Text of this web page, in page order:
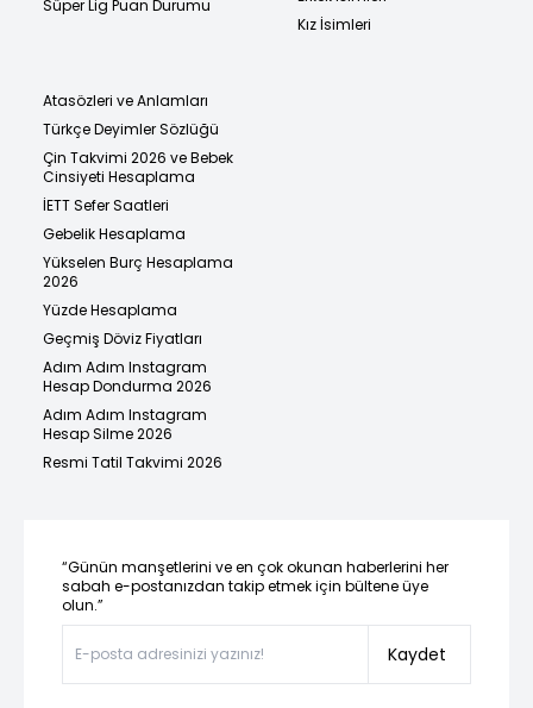
Süper Lig Puan Durumu
Kız İsimleri
Atasözleri ve Anlamları
Türkçe Deyimler Sözlüğü
Çin Takvimi 2026 ve Bebek
Cinsiyeti Hesaplama
İETT Sefer Saatleri
Gebelik Hesaplama
Yükselen Burç Hesaplama
2026
Yüzde Hesaplama
Geçmiş Döviz Fiyatları
Adım Adım Instagram
Hesap Dondurma 2026
Adım Adım Instagram
Hesap Silme 2026
Resmi Tatil Takvimi 2026
“Günün manşetlerini ve en çok okunan haberlerini her
sabah e-postanızdan takip etmek için bültene üye
olun.”
Kaydet